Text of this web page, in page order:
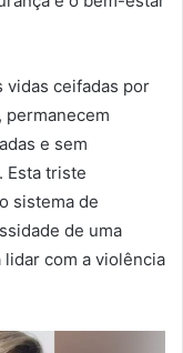
vidas ceifadas por
permanecem
e sem
Esta triste
sistema de
de uma
com a violência